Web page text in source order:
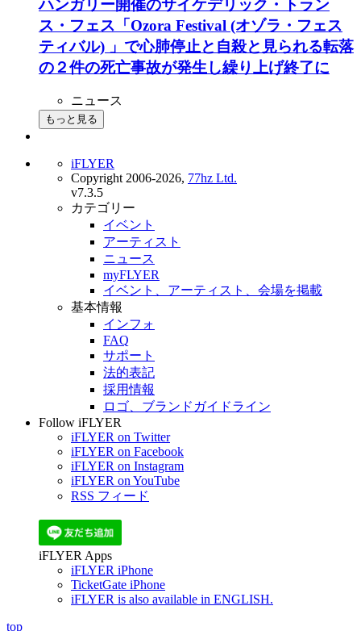
ハンガリー開催のサイケデリック・トラン
ス・フェス「Ozora Festival (オゾラ・フェス
ティバル) 」で心肺停止と自殺と見られる転落
の２件の死亡事故が発生し繰り上げ終了に
ニュース
もっと見る
iFLYER
Copyright 2006-2026, 77hz Ltd.
v7.3.5
カテゴリー
イベント
アーティスト
ニュース
myFLYER
イベント、アーティスト、会場を掲載
基本情報
インフォ
FAQ
サポート
法的表記
採用情報
ロゴ、ブランドガイドライン
Follow iFLYER
iFLYER on Twitter
iFLYER on Facebook
iFLYER on Instagram
iFLYER on YouTube
RSS フィード
iFLYER Apps
iFLYER iPhone
TicketGate iPhone
iFLYER is also available in ENGLISH.
top